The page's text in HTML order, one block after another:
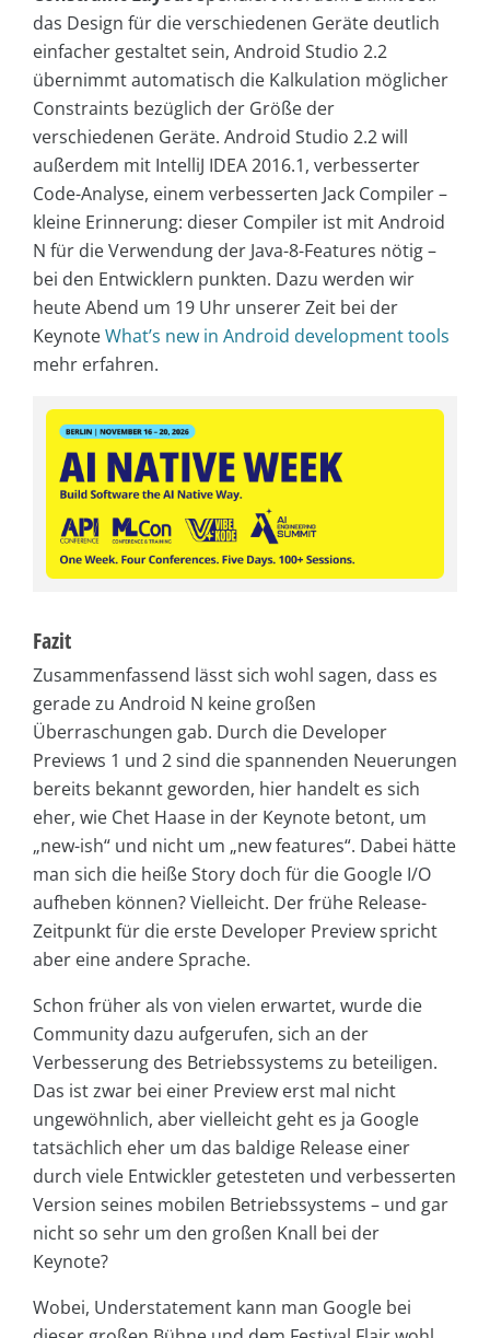
das Design für die verschiedenen Geräte deutlich
einfacher gestaltet sein, Android Studio 2.2
übernimmt automatisch die Kalkulation möglicher
Constraints bezüglich der Größe der
verschiedenen Geräte. Android Studio 2.2 will
außerdem mit IntelliJ IDEA 2016.1, verbesserter
Code-Analyse, einem verbesserten Jack Compiler –
kleine Erinnerung: dieser Compiler ist mit Android
N für die Verwendung der Java-8-Features nötig –
bei den Entwicklern punkten. Dazu werden wir
heute Abend um 19 Uhr unserer Zeit bei der
KeynoteWhat’s new in Android development tools
mehr erfahren.
Fazit
Zusammenfassend lässt sich wohl sagen, dass es
gerade zu Android N keine großen
Überraschungen gab. Durch die Developer
Previews 1 und 2 sind die spannenden Neuerungen
bereits bekannt geworden, hier handelt es sich
eher, wie Chet Haase in der Keynote betont, um
„new-ish“ und nicht um „new features“. Dabei hätte
man sich die heiße Story doch für die Google I/O
aufheben können? Vielleicht. Der frühe Release-
Zeitpunkt für die erste Developer Preview spricht
aber eine andere Sprache.
Schon früher als von vielen erwartet, wurde die
Community dazu aufgerufen, sich an der
Verbesserung des Betriebssystems zu beteiligen.
Das ist zwar bei einer Preview erst mal nicht
ungewöhnlich, aber vielleicht geht es ja Google
tatsächlich eher um das baldige Release einer
durch viele Entwickler getesteten und verbesserten
Version seines mobilen Betriebssystems – und gar
nicht so sehr um den großen Knall bei der
Keynote?
Wobei, Understatement kann man Google bei